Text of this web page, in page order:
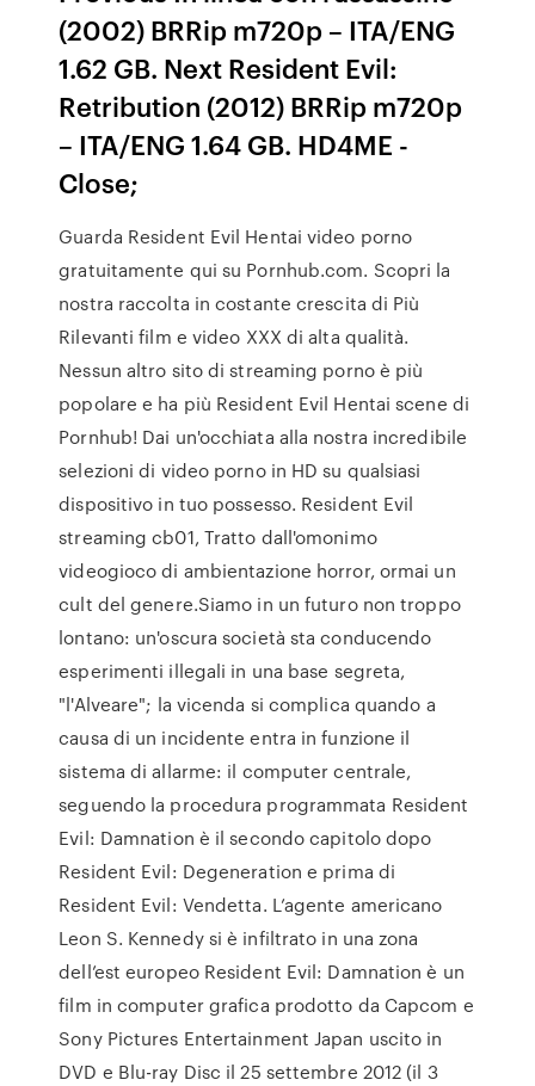
(2002) BRRip m720p – ITA/ENG
1.62 GB. Next Resident Evil:
Retribution (2012) BRRip m720p
– ITA/ENG 1.64 GB. HD4ME -
Close;
Guarda Resident Evil Hentai video porno
gratuitamente qui su Pornhub.com. Scopri la
nostra raccolta in costante crescita di Più
Rilevanti film e video XXX di alta qualità.
Nessun altro sito di streaming porno è più
popolare e ha più Resident Evil Hentai scene di
Pornhub! Dai un'occhiata alla nostra incredibile
selezioni di video porno in HD su qualsiasi
dispositivo in tuo possesso. Resident Evil
streaming cb01, Tratto dall'omonimo
videogioco di ambientazione horror, ormai un
cult del genere.Siamo in un futuro non troppo
lontano: un'oscura società sta conducendo
esperimenti illegali in una base segreta,
"l'Alveare"; la vicenda si complica quando a
causa di un incidente entra in funzione il
sistema di allarme: il computer centrale,
seguendo la procedura programmata Resident
Evil: Damnation è il secondo capitolo dopo
Resident Evil: Degeneration e prima di
Resident Evil: Vendetta. L’agente americano
Leon S. Kennedy si è infiltrato in una zona
dell’est europeo Resident Evil: Damnation è un
film in computer grafica prodotto da Capcom e
Sony Pictures Entertainment Japan uscito in
DVD e Blu-ray Disc il 25 settembre 2012 (il 3